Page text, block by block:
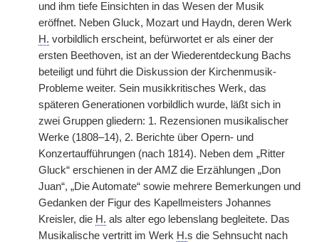
und ihm tiefe Einsichten in das Wesen der Musik
eröffnet. Neben Gluck, Mozart und Haydn, deren Werk
H. vorbildlich erscheint, befürwortet er als einer der
ersten Beethoven, ist an der Wiederentdeckung Bachs
beteiligt und führt die Diskussion der Kirchenmusik-
Probleme weiter. Sein musikkritisches Werk, das
späteren Generationen vorbildlich wurde, läßt sich in
zwei Gruppen gliedern: 1. Rezensionen musikalischer
Werke (1808–14), 2. Berichte über Opern- und
Konzertaufführungen (nach 1814). Neben dem „Ritter
Gluck“ erschienen in der AMZ die Erzählungen „Don
Juan“, „Die Automate“ sowie mehrere Bemerkungen und
Gedanken der Figur des Kapellmeisters Johannes
Kreisler, die H. als alter ego lebenslang begleitete. Das
Musikalische vertritt im Werk H.s die Sehnsucht nach